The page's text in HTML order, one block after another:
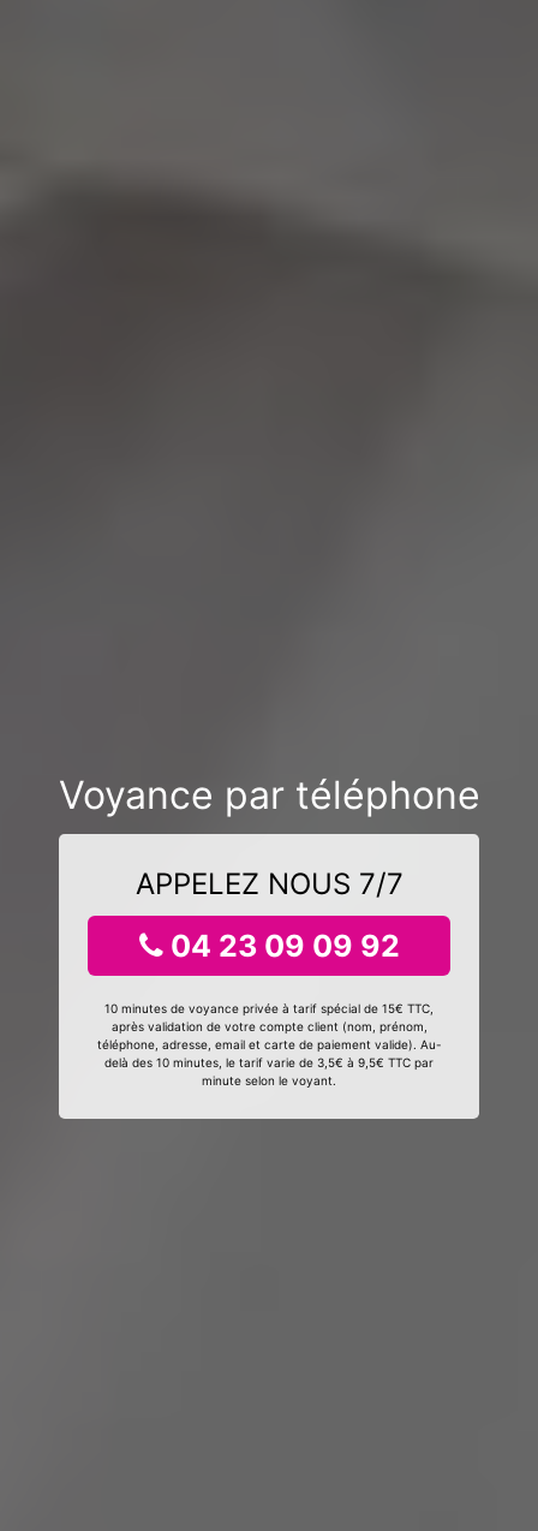
Voyance par téléphone
APPELEZ NOUS 7/7
04 23 09 09 92
10 minutes de voyance privée à tarif spécial de 15€ TTC,
après validation de votre compte client (nom, prénom,
téléphone, adresse, email et carte de paiement valide). Au-
delà des 10 minutes, le tarif varie de 3,5€ à 9,5€ TTC par
minute selon le voyant.